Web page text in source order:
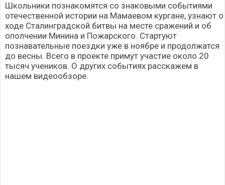
Школьники познакомятся со знаковыми событиями
отечественной истории на Мамаевом кургане, узнают о
ходе Сталинградской битвы на месте сражений и об
ополчении Минина и Пожарского. Стартуют
познавательные поездки уже в ноябре и продолжатся
до весны. Всего в проекте примут участие около 20
тысяч учеников. О других событиях расскажем в
нашем видеообзоре.